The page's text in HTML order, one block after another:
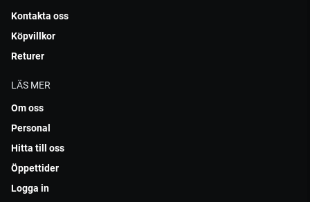
Kontakta oss
Köpvillkor
Returer
LÄS MER
Om oss
Personal
Hitta till oss
Öppettider
Logga in